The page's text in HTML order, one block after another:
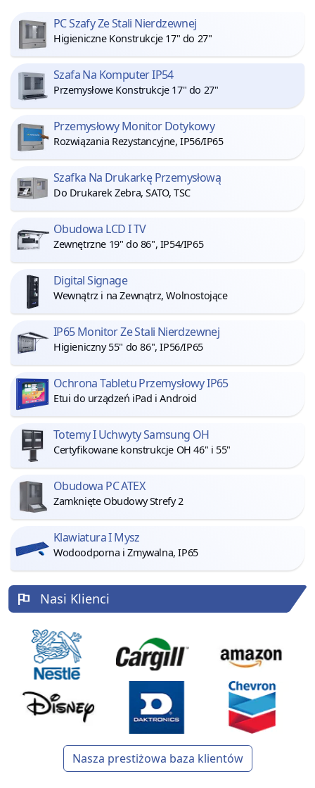
PC Szafy Ze Stali Nierdzewnej
Higieniczne Konstrukcje 17" do 27"
Szafa Na Komputer IP54
Przemysłowe Konstrukcje 17" do 27"
Przemysłowy Monitor Dotykowy
Rozwiązania Rezystancyjne, IP56/IP65
Szafka Na Drukarkę Przemysłową
Do Drukarek Zebra, SATO, TSC
Obudowa LCD I TV
Zewnętrzne 19" do 86", IP54/IP65
Digital Signage
Wewnątrz i na Zewnątrz, Wolnostojące
IP65 Monitor Ze Stali Nierdzewnej
Higieniczny 55" do 86", IP56/IP65
Ochrona Tabletu Przemysłowy IP65
Etui do urządzeń iPad i Android
Totemy I Uchwyty Samsung OH
Certyfikowane konstrukcje OH 46" i 55"
Obudowa PC ATEX
Zamknięte Obudowy Strefy 2
Klawiatura I Mysz
Wodoodporna i Zmywalna, IP65
Nasi Klienci
Nasza prestiżowa baza klientów